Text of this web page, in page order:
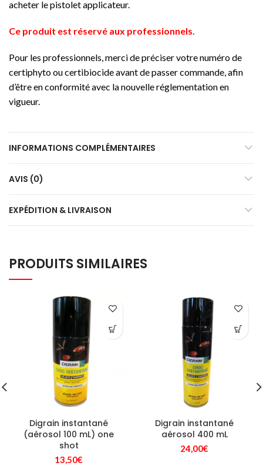
acheter le pistolet applicateur.
Ce produit est réservé aux professionnels.
Pour les professionnels, merci de préciser votre numéro de
certiphyto ou certibiocide avant de passer commande, afin
d’être en conformité avec la nouvelle réglementation en
vigueur.
INFORMATIONS COMPLÉMENTAIRES
AVIS (0)
EXPÉDITION & LIVRAISON
PRODUITS SIMILAIRES
Digrain instantané
(aérosol 100 mL) one
shot
13,50€
Digrain instantané
aérosol 400 mL
24,00€